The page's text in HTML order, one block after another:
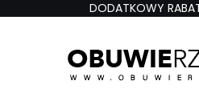
DODATKOWY